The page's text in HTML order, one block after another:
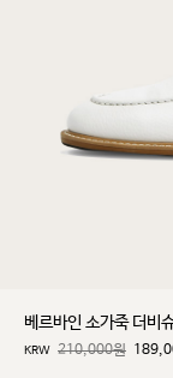
베르바인 소가죽 더
KRW 210,000원